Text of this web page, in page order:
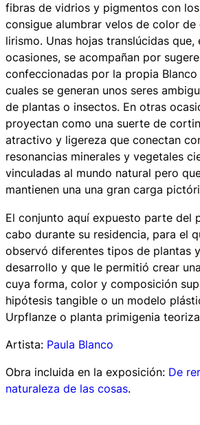
fibras de vidrios y pigmentos con
consigue alumbrar velos de color de
lirismo. Unas hojas translúcidas que,
ocasiones, se acompañan por
confeccionadas por la propia
cuales se generan unos seres
de plantas o insectos. En otras
proyectan como una suerte de
atractivo y ligereza que conectan
resonancias minerales y vegetales
vinculadas al mundo natural pero
mantienen una una gran carga
El conjunto aquí expuesto parte del
cabo durante su residencia, para el
observó diferentes tipos de plantas
desarrollo y que le permitió crear
cuya forma, color y composición
hipótesis tangible o un modelo
Urpflanze o planta primigenia
Artista: Paula Blanco
Obra incluida en la exposición: De
naturaleza de las cosas.